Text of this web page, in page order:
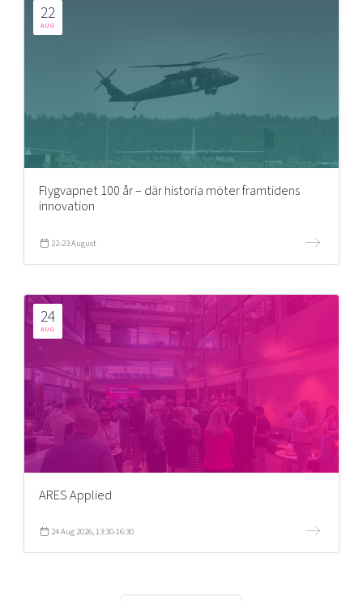
22
AUG
Flygvapnet 100 år – där historia möter framtidens
innovation
22-23 August
24
AUG
ARES Applied
24 Aug 2026, 13:30-16:30